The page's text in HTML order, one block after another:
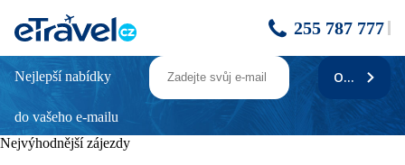
255 787 777
DEPANDANCE LIPTOV - Zdravý víkend
na 2 noci - Lúčky
Popis
Nejlepší nabídky
do vašeho e-mailu
ODEBÍRAT
Nejvýhodnější zájezdy